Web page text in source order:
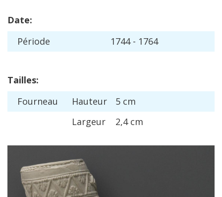
Date:
Période 1744- 1764
Tailles:
Fourneau
Hauteur 5 cm
Largeur
2,4 cm